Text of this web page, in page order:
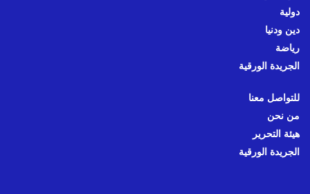
دولية
دين ودنيا
رياضة
الجريدة الورقية
للتواصل معنا
من نحن
هيئة التحرير
الجريدة الورقية